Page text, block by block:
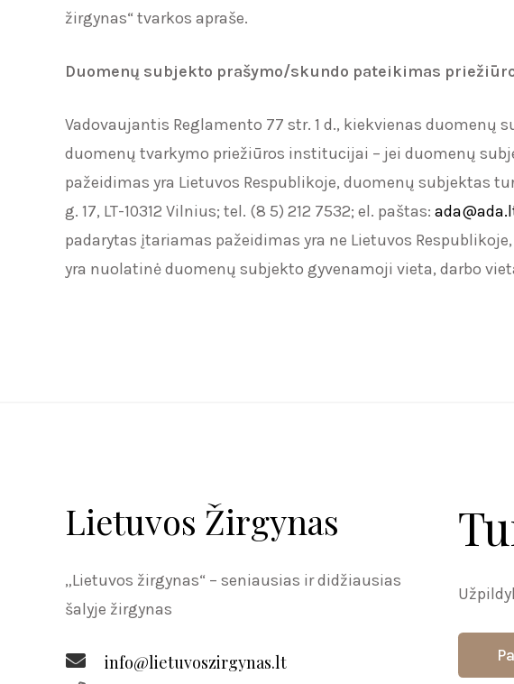
žirgynas“ tvarkos apraše.
Duomenų subjekto prašymo/skundo pateikimas
Vadovaujantis Reglamento 77 str. 1 d., kiekvienas duomenų
duomenų tvarkymo priežiūros institucijai – jei duomenų
pažeidimas yra Lietuvos Respublikoje, duomenų subjektas
g. 17, LT-10312 Vilnius; tel. (8 5) 212 7532; el. paštas:
padarytas įtariamas pažeidimas yra ne Lietuvos
yra nuolatinė duomenų subjekto gyvenamoji vieta, darbo
Lietuvos Žirgynas
„Lietuvos žirgynas“ – seniausias ir didžiausias
šalyje žirgynas
info@lietuvoszirgynas.lt